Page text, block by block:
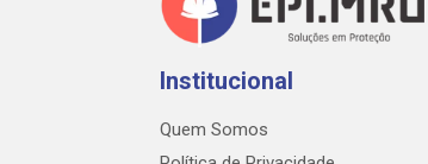
Institucional
Quem Somos